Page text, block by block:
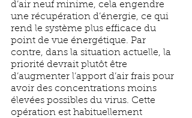
d’air neuf minime, cela engendre
une récupération d’énergie, ce qui
rend le système plus efficace du
point de vue énergétique. Par
contre, dans la situation actuelle, la
priorité devrait plutôt être
d’augmenter l’apport d’air frais pour
avoir des concentrations moins
élevées possibles du virus. Cette
opération est habituellement